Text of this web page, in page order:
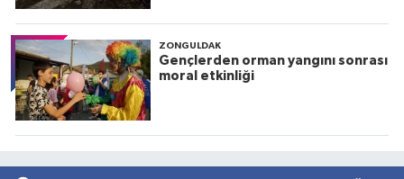
ZONGULDAK
Gençlerden orman yangını sonrası
moral etkinliği